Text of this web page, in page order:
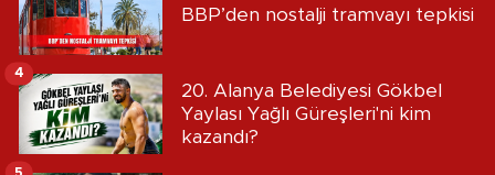
BBP’den nostalji tramvayı tepkisi
20. Alanya Belediyesi Gökbel
Yaylası Yağlı Güreşleri'ni kim
kazandı?
4